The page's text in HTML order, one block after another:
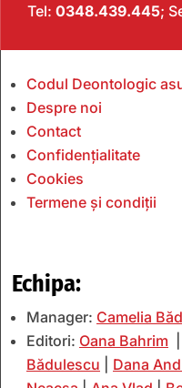
Tel: 0348.439.445;
Codul Deontologic
Despre noi
Contact
Confidențialitate
Cookies
Termene și condiții
Echipa:
Manager: Camelia
Editori: Oana Bahrim
Bădulescu
Dana